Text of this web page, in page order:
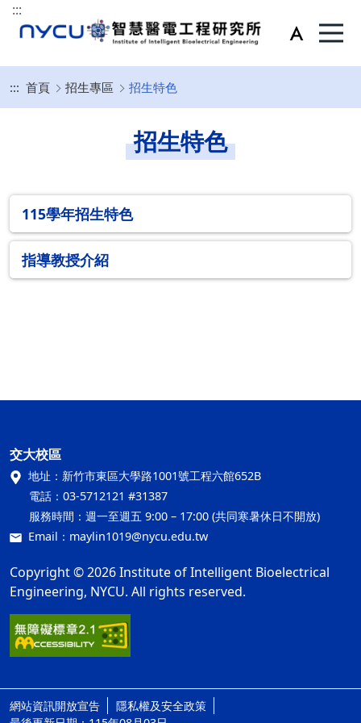
:::
::: 首頁 招生專區 招生特色
招生特色
115學年招生特色
指導教授介紹
交大校區
地址： 新竹市東區大學路1001號工程六館652B
電話： 03-5712121 #31387
服務時間： 週一至週五 9:00 – 17:00 (共同寒暑休日不開放)
Email： maylin1019@nycu.edu.tw
Copyright © 2026 Institute of Intelligent Bioelectrical
Engineering, NYCU. All rights reserved.
網站資訊開放宣告
隱私權及安全政策